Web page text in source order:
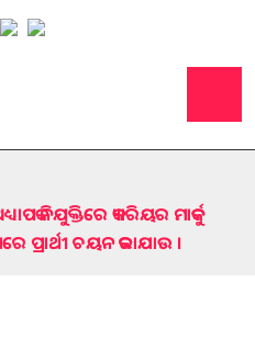
ନିଯୁକ୍ତିରେ କ୍ୟାରିୟର ମାର୍କକୁ
ପ୍ରାର୍ଥୀ ଚୟନ କରାଯାଉ ।